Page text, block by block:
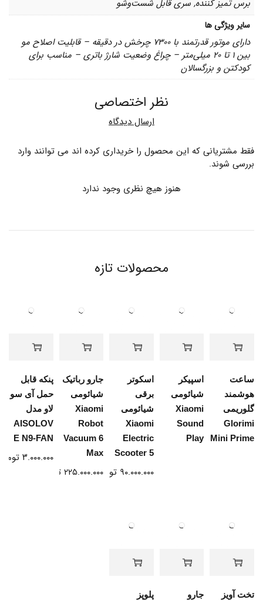
برس تمیز کننده, سری قابل شست‌وشو
سایر ویژگی ها
دارای موتور قدرتمند با 7300 چرخش در دقیقه – قابلیت اصلاح مو
بین 1 تا 20 میلی‌متر – چراغ وضعیت شارژ باتری – مناسب برای
کودکتن و بزرگسالان
نظر اختصاصی
ارسال دیدگاه
هنوز هیچ نظری وجود ندارد
فقط مشتریانی که این محصول را خریداری کرده اند می توانند وارد
بررسی شوند.
محصولات تازه
ساعت
هوشمند
گلوریمی
Glorimi
Mini Prime
اسپیکر
شیائومی
Xiaomi
Sound
Play
اسکوتر
برقی
شیائومی
Xiaomi
Electric
Scooter 5
۹۰.۰۰۰.۰۰۰ تومان
جارو رباتیک
شیائومی
Xiaomi
Robot
Vacuum 6
Max
۲۲۵.۰۰۰.۰۰۰ تومان
پنکه قابل
حمل آی سو
لاو مدل
AISOLOV
E N9-FAN
۳.۰۰۰.۰۰۰
تخت آویز
جارو
پلوپز